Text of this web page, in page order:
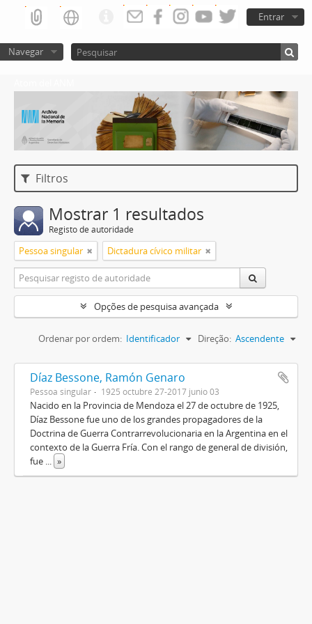
Entrar
Navegar
Filtros
Mostrar 1 resultados
Registo de autoridade
Pessoa singular Dictadura cívico militar
Opções de pesquisa avançada
Ordenar por ordem: Identificador Direção: Ascendente
Díaz Bessone, Ramón Genaro
Pessoa singular 1925 octubre 27-2017 junio 03
Nacido en la Provincia de Mendoza el 27 de octubre de 1925,
Díaz Bessone fue uno de los grandes propagadores de la
Doctrina de Guerra Contrarrevolucionaria en la Argentina en el
contexto de la Guerra Fría. Con el rango de general de división,
fue ... »